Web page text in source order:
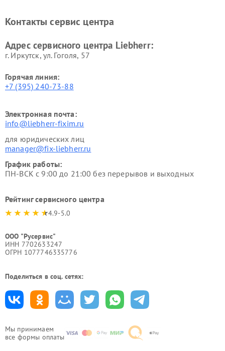
Мы принимаем
все формы оплаты
Контакты сервис центра
Адрес сервисного центра Liebherr:
г. Иркутск, ул. ​Гоголя, 57
Горячая линия:
+7 (395) 240-73-88
Электронная почта:
info@liebherr-fixim.ru
для юридических лиц
manager@fix-liebherr.ru
График работы:
ПН-ВСК с 9:00 до 21:00 без перерывов и выходных
Рейтинг сервисного центра
4.9-5.0
ООО "Русервис"
ИНН 7702633247
ОГРН 1077746335776
Поделиться в соц. сетях: